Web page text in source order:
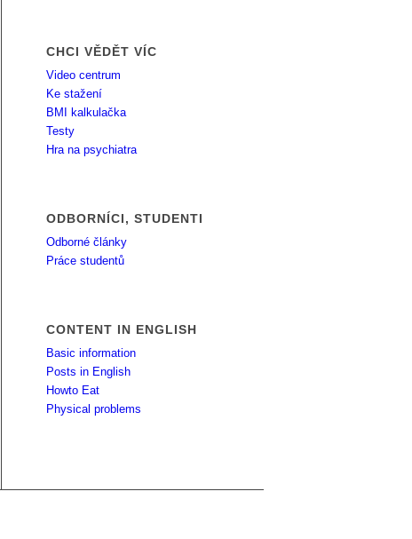
CHCI VĚDĚT VÍC
Video centrum
Ke stažení
BMI kalkulačka
Testy
Hra na psychiatra
ODBORNÍCI, STUDENTI
Odborné články
Práce studentů
CONTENT IN ENGLISH
Basic information
Posts in English
Howto Eat
Physical problems